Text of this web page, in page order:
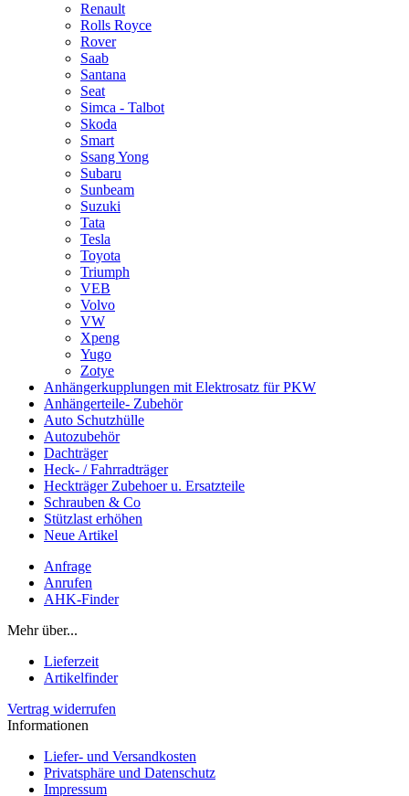
Renault
Rolls Royce
Rover
Saab
Santana
Seat
Simca - Talbot
Skoda
Smart
Ssang Yong
Subaru
Sunbeam
Suzuki
Tata
Tesla
Toyota
Triumph
VEB
Volvo
VW
Xpeng
Yugo
Zotye
Anhängerkupplungen mit Elektrosatz für PKW
Anhängerteile- Zubehör
Auto Schutzhülle
Autozubehör
Dachträger
Heck- / Fahrradträger
Heckträger Zubehoer u. Ersatzteile
Schrauben & Co
Stützlast erhöhen
Neue Artikel
Anfrage
Anrufen
AHK-Finder
Mehr über...
Lieferzeit
Artikelfinder
Vertrag widerrufen
Informationen
Liefer- und Versandkosten
Privatsphäre und Datenschutz
Impressum